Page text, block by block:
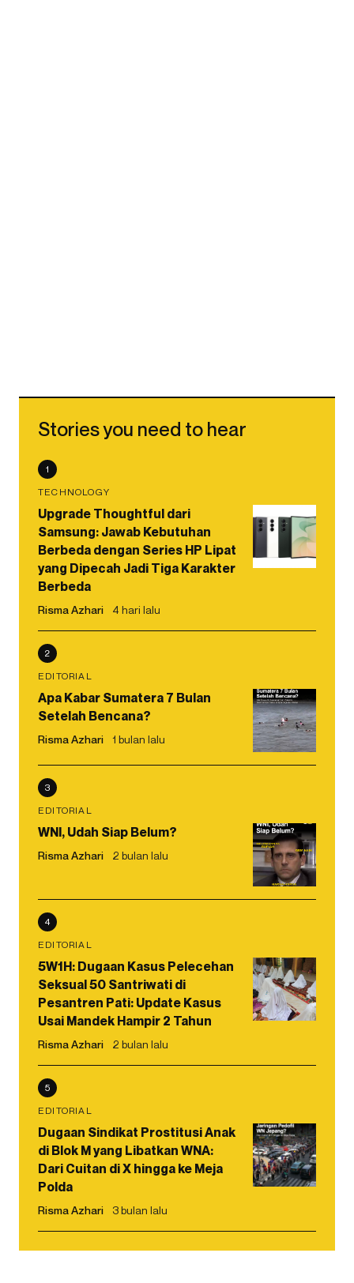
Stories you need to hear
1
TECHNOLOGY
Upgrade Thoughtful dari
Samsung: Jawab Kebutuhan
Berbeda dengan Series HP Lipat
yang Dipecah Jadi Tiga Karakter
Berbeda
Risma Azhari 4 hari lalu
2
EDITORIAL
Apa Kabar Sumatera 7 Bulan
Setelah Bencana?
Risma Azhari 1 bulan lalu
3
EDITORIAL
WNI, Udah Siap Belum?
Risma Azhari 2 bulan lalu
4
EDITORIAL
5W1H: Dugaan Kasus Pelecehan
Seksual 50 Santriwati di
Pesantren Pati: Update Kasus
Usai Mandek Hampir 2 Tahun
Risma Azhari 2 bulan lalu
5
EDITORIAL
Dugaan Sindikat Prostitusi Anak
di Blok M yang Libatkan WNA:
Dari Cuitan di X hingga ke Meja
Polda
Risma Azhari 3 bulan lalu